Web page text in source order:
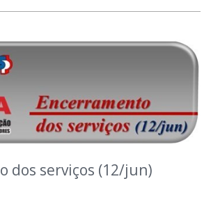
dos serviços (12/jun)